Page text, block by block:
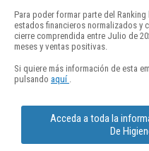
Para poder formar parte del
estados financieros normalizados y
cierre comprendida entre Julio de
meses y ventas positivas.
Si quiere más información de esta
pulsando aquí
Acceda a toda la
De